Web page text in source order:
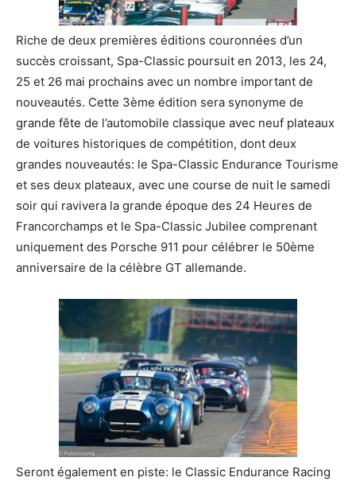
Riche de deux premières éditions couronnées d’un
succès croissant, Spa-Classic poursuit en 2013, les 24,
25 et 26 mai prochains avec un nombre important de
nouveautés. Cette 3ème édition sera synonyme de
grande fête de l’automobile classique avec neuf plateaux
de voitures historiques de compétition, dont deux
grandes nouveautés: le Spa-Classic Endurance Tourisme
et ses deux plateaux, avec une course de nuit le samedi
soir qui ravivera la grande époque des 24 Heures de
Francorchamps et le Spa-Classic Jubilee comprenant
uniquement des Porsche 911 pour célébrer le 50ème
anniversaire de la célèbre GT allemande.
Seront également en piste: le Classic Endurance Racing